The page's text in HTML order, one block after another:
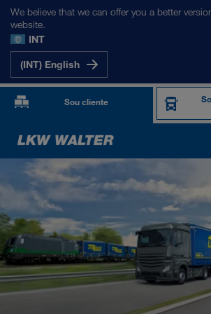
We believe that we can offer you a better
website.
INT
(INT) English
Sou cliente
PRODUTOS E SERVIÇOS
Transporte rodoviário
Soluções digitais
Transporte combinado